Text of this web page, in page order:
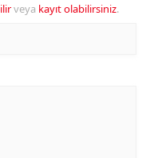
veya kayıt olabilirsiniz.